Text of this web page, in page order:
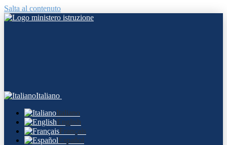
Salta al contenuto
Italiano
Italiano
English
Français
Español